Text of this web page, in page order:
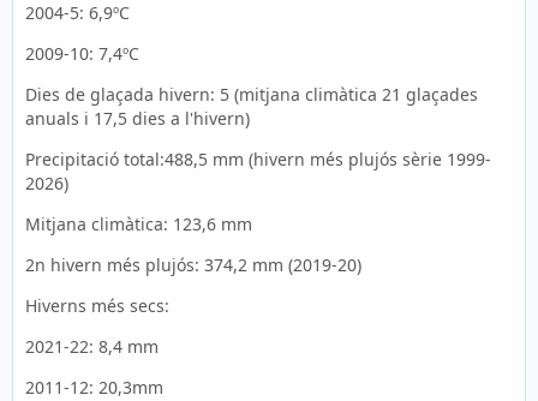
2004-5: 6,9ºC
2009-10: 7,4ºC
Dies de glaçada hivern: 5 (mitjana climàtica 21 glaçades
anuals i 17,5 dies a l'hivern)
Precipitació total:488,5 mm (hivern més plujós sèrie 1999-
2026)
Mitjana climàtica: 123,6 mm
2n hivern més plujós: 374,2 mm (2019-20)
Hiverns més secs:
2021-22: 8,4 mm
2011-12: 20,3mm